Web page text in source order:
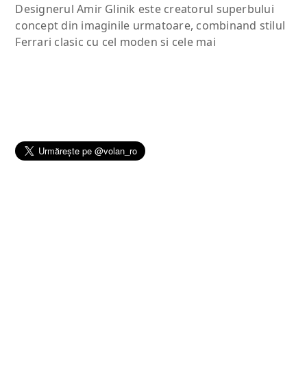
Designerul Amir Glinik este creatorul superbului
concept din imaginile urmatoare, combinand stilul
Ferrari clasic cu cel moden si cele mai